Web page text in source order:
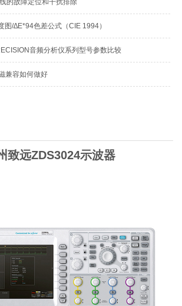
的故障定位和干扰排除
图/∆E*94色差公式（CIE 1994）
音频分析仪系列型号参数比较
兼容如何做好
致远ZDS3024示波器